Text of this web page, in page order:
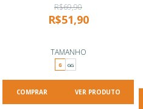
ESTILO
R$69,90
R$51,90
TAMANHO
G GG
VER PRODUTO